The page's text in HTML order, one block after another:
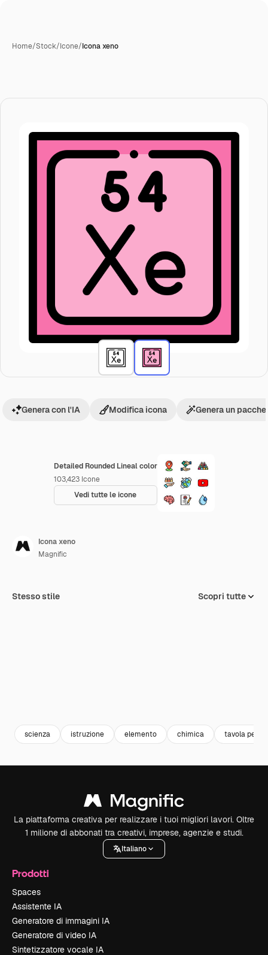
Home/Stock/Icone/Icona xeno
Detailed Rounded Lineal color
103,423 Icone
Vedi tutte le icone
Genera con l'IA Modifica icona Genera un
Icona xeno
Magnific
Stesso stile Scopri tutte
scienza istruzione elemento chimica tavola
La piattaforma creativa per realizzare i tuoi migliori lavori. Oltre
1 milione di abbonati tra creativi, imprese, agenzie e studi.
Italiano
Prodotti
Spaces
Assistente IA
Generatore di immagini IA
Generatore di video IA
Sintetizzatore vocale IA